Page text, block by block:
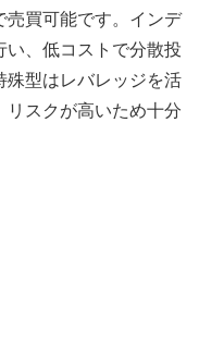
売買可能です。インデ
い、低コストで分散投
殊型はレバレッジを活
リスクが高いため十分